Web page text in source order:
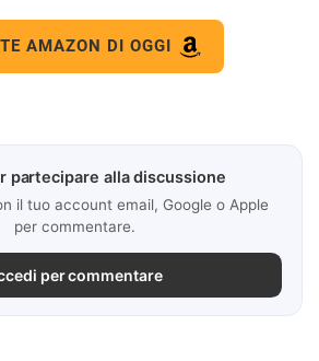
AMAZON DI OGGI
partecipare alla discussione
il tuo account email, Google o Apple
per commentare.
per commentare